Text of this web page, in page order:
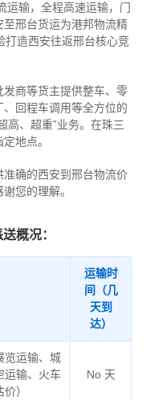
运输，全程高速运输，门
邢台货运为港邦物流精
打造西安往返邢台核心竞
发商等货主提供整车、零
回程车调用等全方位的
高、超重”业务。在珠三
地点。
确的西安到邢台物流价
您的理解。
概况：
运输时
间（几
天到
达）
览运输、城
运输、火车
）
No 天